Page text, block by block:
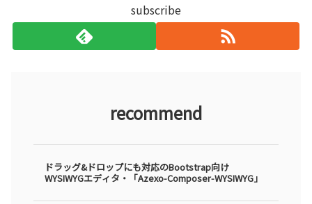
subscribe
recommend
ドラッグ&ドロップにも対応のBootstrap向け
WYSIWYGエディタ・「Azexo-Composer-WYSIWYG」